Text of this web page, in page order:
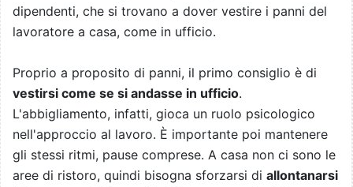
dipendenti, che si trovano a dover vestire i panni del
lavoratore a casa, come in ufficio.
Proprio a proposito di panni, il primo consiglio è di
vestirsi come se si andasse in ufficio.
L'abbigliamento, infatti, gioca un ruolo psicologico
nell'approccio al lavoro. È importante poi mantenere
gli stessi ritmi, pause comprese. A casa non ci sono le
aree di ristoro, quindi bisogna sforzarsi di allontanarsi